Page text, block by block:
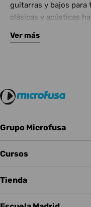
guitarras y bajos para
clásicas y acústicas
Complementa tu
Ver más
Grupo Microfusa
Cursos
Tienda